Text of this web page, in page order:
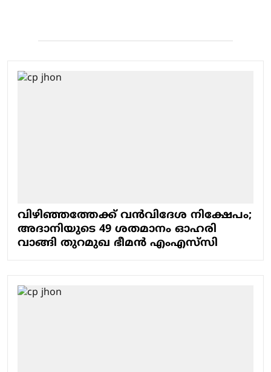
വിഴിഞ്ഞത്തേക്ക് വന്‍വിദേശ നിക്ഷേപം;
അദാനിയുടെ 49 ശതമാനം ഓഹരി
വാങ്ങി തുറമുഖ ഭീമന്‍ എംഎസ്‌സി